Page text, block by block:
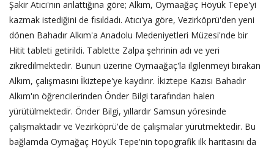
Şakir Atıcı'nın anlattığına göre; Alkım, Oymaağaç Höyük Tepe'yi
kazmak istediğini de fısıldadı. Atıcı'ya göre, Vezirköprü'den yeni
dönen Bahadır Alkım'a Anadolu Medeniyetleri Müzesi'nde bir
Hitit tableti getirildi. Tablette Zalpa şehrinin adı ve yeri
zikredilmektedir. Bunun üzerine Oymaağaç'la ilgilenmeyi bırakan
Alkım, çalışmasını İkiztepe'ye kaydırır. İkiztepe Kazısı Bahadır
Alkım'ın öğrencilerinden Önder Bilgi tarafından halen
yürütülmektedir. Önder Bilgi, yıllardır Samsun yöresinde
çalışmaktadır ve Vezirköprü'de de çalışmalar yürütmektedir. Bu
bağlamda Oymağaç Höyük Tepe'nin topografik ilk haritasını da